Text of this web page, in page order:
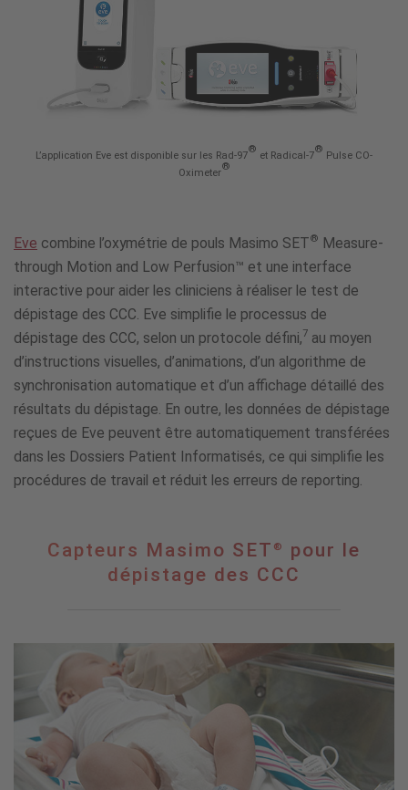
L’application Eve est disponible sur les Rad-97
®
et Radical-7
®
Pulse CO-
Oximeter
®
Eve combine l’oxymétrie de pouls Masimo SET® Measure-
through Motion and Low Perfusion™ et une interface
interactive pour aider les cliniciens à réaliser le test de
dépistage des CCC. Eve simplifie le processus de
dépistage des CCC, selon un protocole défini,7 au moyen
d’instructions visuelles, d’animations, d’un algorithme de
synchronisation automatique et d’un affichage détaillé des
résultats du dépistage. En outre, les données de dépistage
reçues de Eve peuvent être automatiquement transférées
dans les Dossiers Patient Informatisés, ce qui simplifie les
procédures de travail et réduit les erreurs de reporting.
Capteurs
®
dépistage
CCC
Capteurs Masimo SET ®
pour le
dépistage des CCC